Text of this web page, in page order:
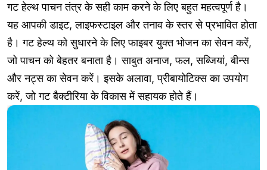
गट हेल्थ पाचन तंत्र के सही काम करने के लिए बहुत महत्वपूर्ण है।
यह आपकी डाइट, लाइफस्टाइल और तनाव के स्तर से प्रभावित होता
है। गट हेल्थ को सुधारने के लिए फाइबर युक्त भोजन का सेवन करें,
जो पाचन को बेहतर बनाता है। साबुत अनाज, फल, सब्जियां, बीन्स
और नट्स का सेवन करें। इसके अलावा, प्रीबायोटिक्स का उपयोग
करें, जो गट बैक्टीरिया के विकास में सहायक होते हैं।